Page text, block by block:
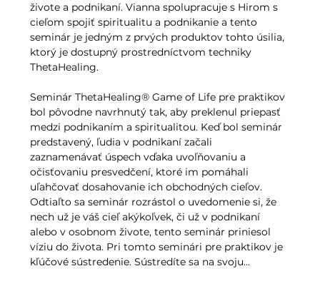
živote a podnikaní. Vianna spolupracuje s Hirom s
cieľom spojiť spiritualitu a podnikanie a tento
seminár je jedným z prvých produktov tohto úsilia,
ktorý je dostupný prostredníctvom techniky
ThetaHealing.
Seminár ThetaHealing® Game of Life pre praktikov
bol pôvodne navrhnutý tak, aby preklenul priepasť
medzi podnikaním a spiritualitou. Keď bol seminár
predstavený, ľudia v podnikaní začali
zaznamenávať úspech vďaka uvoľňovaniu a
očisťovaniu presvedčení, ktoré im pomáhali
uľahčovať dosahovanie ich obchodných cieľov.
Odtiaľto sa seminár rozrástol o uvedomenie si, že
nech už je váš cieľ akýkoľvek, či už v podnikaní
alebo v osobnom živote, tento seminár priniesol
víziu do života. Pri tomto seminári pre praktikov je
kľúčové sústredenie. Sústredíte sa na svoju…